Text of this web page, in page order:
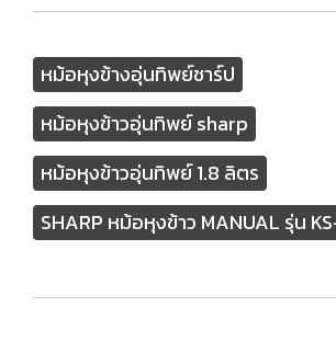
หม้อหุงข้างอุ่นทิพย์ชาร์ป
หม้อหุงข้าวอุ่นทิพย์ sharp
หม้อหุงข้าวอุ่นทิพย์ 1.8 ลิตร
SHARP หม้อหุงข้าว MANUAL รุ่น